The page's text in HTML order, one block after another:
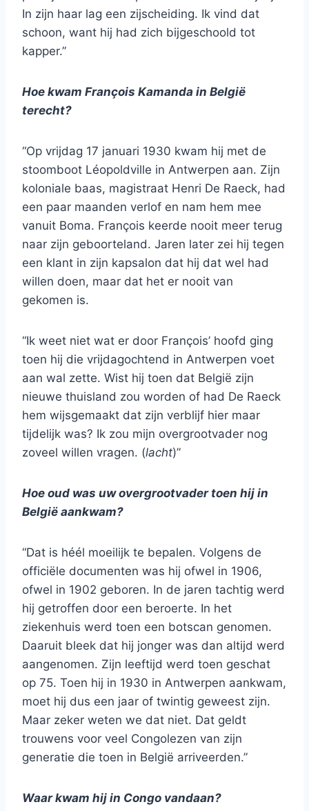
In zijn haar lag een zijscheiding. Ik vind dat
schoon, want hij had zich bijgeschoold tot
kapper.”
Hoe kwam François Kamanda in België
terecht?
“Op vrijdag 17 januari 1930 kwam hij met de
stoomboot Léopoldville in Antwerpen aan. Zijn
koloniale baas, magistraat Henri De Raeck, had
een paar maanden verlof en nam hem mee
vanuit Boma. François keerde nooit meer terug
naar zijn geboorteland. Jaren later zei hij tegen
een klant in zijn kapsalon dat hij dat wel had
willen doen, maar dat het er nooit van
gekomen is.
“Ik weet niet wat er door François’ hoofd ging
toen hij die vrijdagochtend in Antwerpen voet
aan wal zette. Wist hij toen dat België zijn
nieuwe thuisland zou worden of had De Raeck
hem wijsgemaakt dat zijn verblijf hier maar
tijdelijk was? Ik zou mijn overgrootvader nog
zoveel willen vragen. (lacht)”
Hoe oud was uw overgrootvader toen hij in
België aankwam?
“Dat is héél moeilijk te bepalen. Volgens de
officiële documenten was hij ofwel in 1906,
ofwel in 1902 geboren. In de jaren tachtig werd
hij getroffen door een beroerte. In het
ziekenhuis werd toen een botscan genomen.
Daaruit bleek dat hij jonger was dan altijd werd
aangenomen. Zijn leeftijd werd toen geschat
op 75. Toen hij in 1930 in Antwerpen aankwam,
moet hij dus een jaar of twintig geweest zijn.
Maar zeker weten we dat niet. Dat geldt
trouwens voor veel Congolezen van zijn
generatie die toen in België arriveerden.”
Waar kwam hij in Congo vandaan?